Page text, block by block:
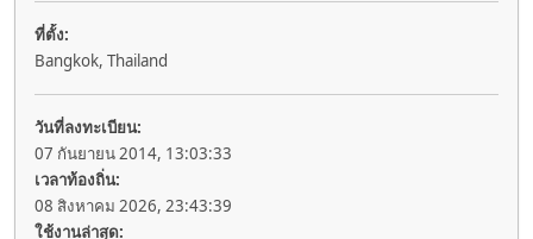
ที่ตั้ง:
Bangkok, Thailand
วันที่ลงทะเบียน:
07 กันยายน 2014, 13:03:33
เวลาท้องถิ่น:
08 สิงหาคม 2026, 23:43:39
ใช้งานล่าสุด: